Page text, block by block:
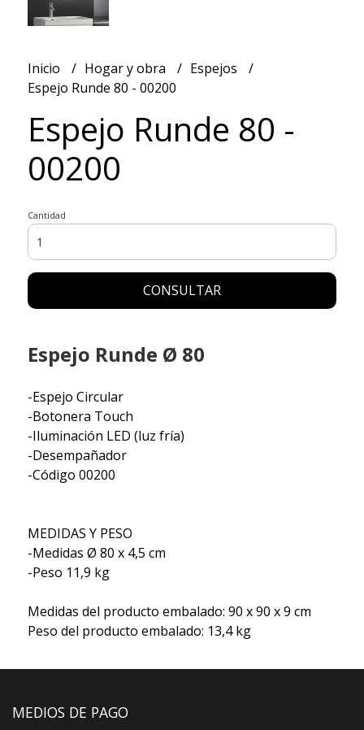
Inicio Hogar y obra
Espejos
Espejo Runde 80 - 00200
Espejo Runde 80 -
00200
Cantidad
CONSULTAR
Espejo Runde Ø 80
-Espejo Circular
-Botonera Touch
-Iluminación LED (luz fría)
-Desempañador
-Código 00200
MEDIDAS Y PESO
-Medidas Ø 80 x 4,5 cm
-Peso 11,9 kg
Medidas del producto embalado: 90 x 90 x 9 cm
Peso del producto embalado: 13,4 kg
MEDIOS DE PAGO